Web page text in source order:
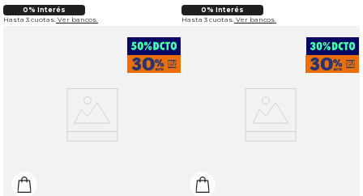
0% Interés
Hasta 3 cuotas. Ver bancos.
0% Interés
Hasta 3 cuotas. Ver bancos.